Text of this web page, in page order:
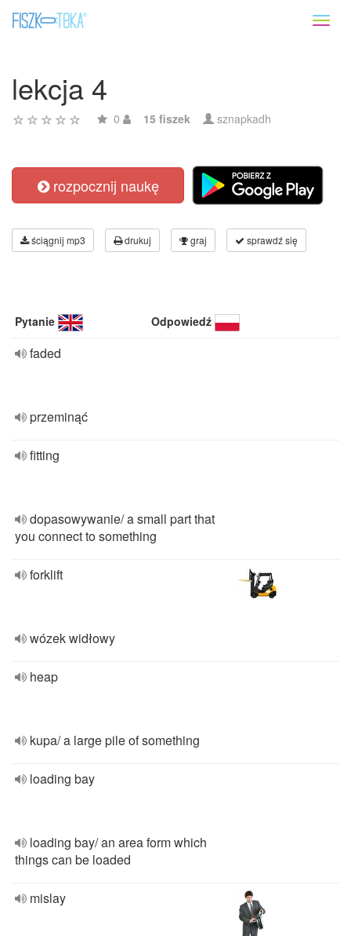
lekcja 4
0 15 fiszek sznapkadh
rozpocznij naukę
ściągnij mp3 drukuj graj sprawdź się
Pytanie Odpowiedź
faded
przeminąć
fitting
dopasowywanie/ a small part that
you connect to something
forklift
wózek widłowy
heap
kupa/ a large pile of something
loading bay
loading bay/ an area form which
things can be loaded
mislay